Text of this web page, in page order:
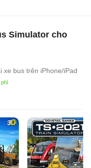
Simulator cho
xe bus trên iPhone/iPad